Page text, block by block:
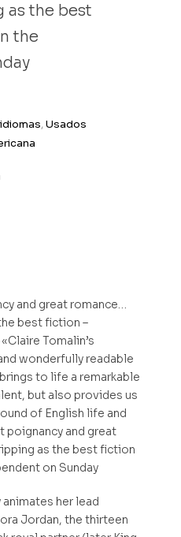
as the best
the
,Usados
and great romance…
best fiction –
Tomalin’s
wonderfully readable
to life a remarkable
but also provides us
of English life and
poignancy and great
as the best fiction
on Sunday
her lead
Jordan, the thirteen